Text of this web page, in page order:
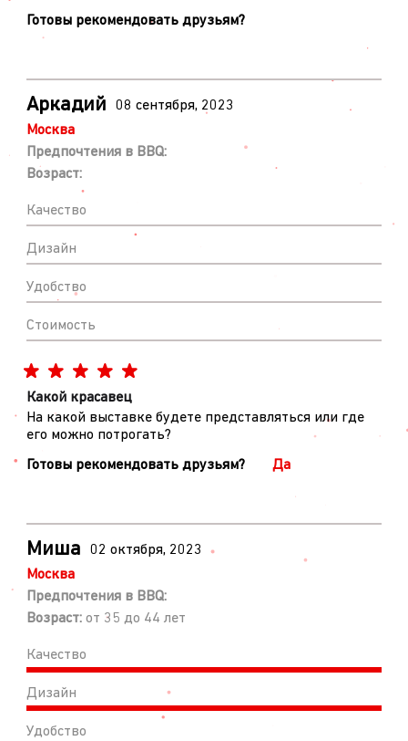
Готовы рекомендовать друзьям?
Аркадий
08 сентября, 2023
Москва
Предпочтения в BBQ:
Возраст:
Качество
Дизайн
Удобство
Стоимость
Какой красавец
На какой выставке будете представляться или где
его можно потрогать?
Готовы рекомендовать друзьям? Да
Миша
02 октября, 2023
Москва
Предпочтения в BBQ:
Возраст: от 35 до 44 лет
Качество
Дизайн
Удобство